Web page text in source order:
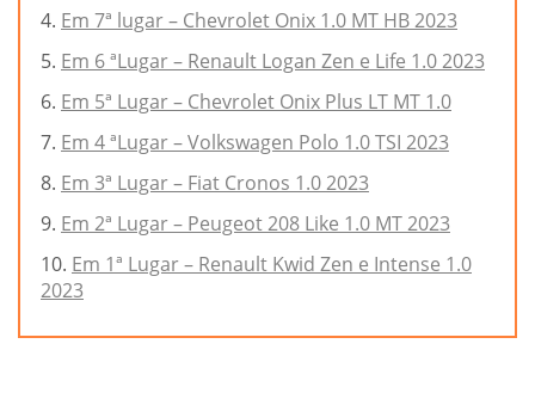
Em 7ª lugar – Chevrolet Onix 1.0 MT HB 2023
Em 6 ªLugar – Renault Logan Zen e Life 1.0 2023
Em 5ª Lugar – Chevrolet Onix Plus LT MT 1.0
Em 4 ªLugar – Volkswagen Polo 1.0 TSI 2023
Em 3ª Lugar – Fiat Cronos 1.0 2023
Em 2ª Lugar – Peugeot 208 Like 1.0 MT 2023
Em 1ª Lugar – Renault Kwid Zen e Intense 1.0
2023